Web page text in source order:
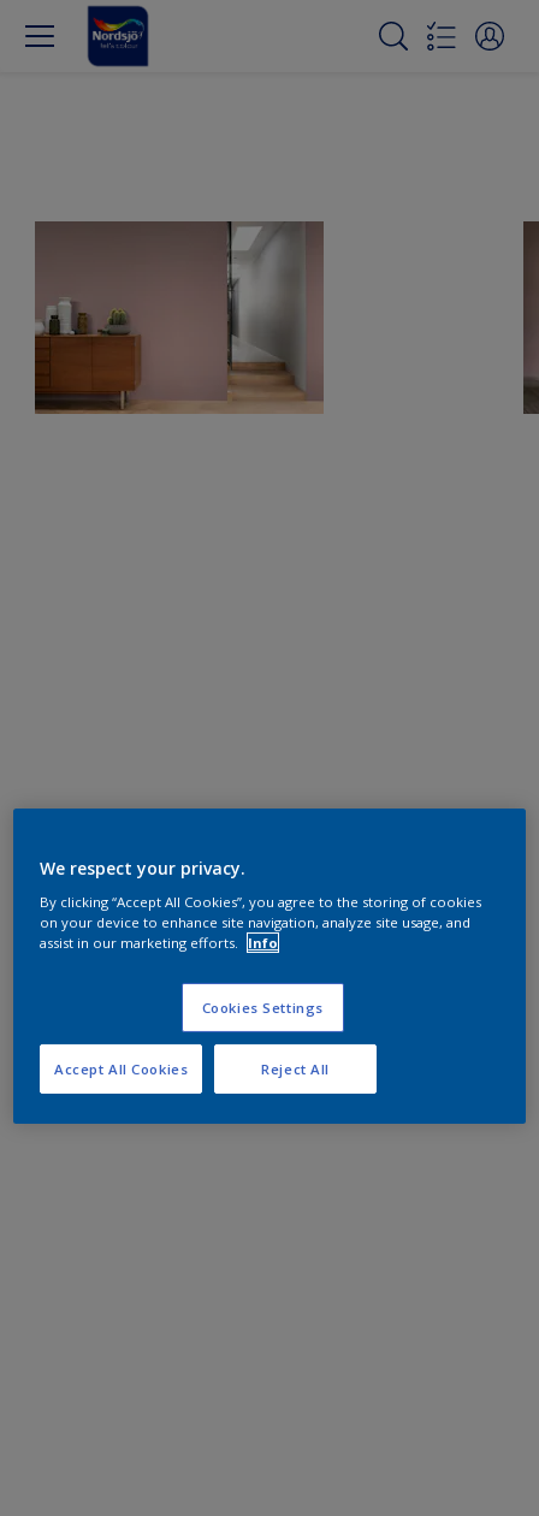
We respect your privacy.
By clicking “Accept All Cookies”, you agree to the storing of cookies
on your device to enhance site navigation, analyze site usage, and
assist in our marketing efforts.
Info
Cookies Settings
Reject All
Accept All Cookies